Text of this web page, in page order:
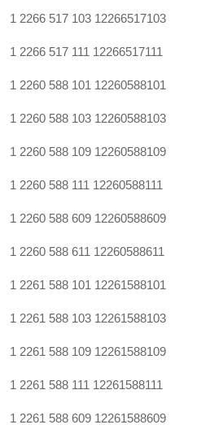
1 2266 517 103 12266517103
1 2266 517 111 12266517111
1 2260 588 101 12260588101
1 2260 588 103 12260588103
1 2260 588 109 12260588109
1 2260 588 111 12260588111
1 2260 588 609 12260588609
1 2260 588 611 12260588611
1 2261 588 101 12261588101
1 2261 588 103 12261588103
1 2261 588 109 12261588109
1 2261 588 111 12261588111
1 2261 588 609 12261588609